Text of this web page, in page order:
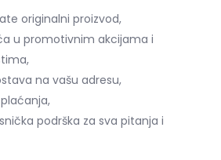
originalni proizvod,
u promotivnim akcijama i
na vašu adresu,
podrška za sva pitanja i